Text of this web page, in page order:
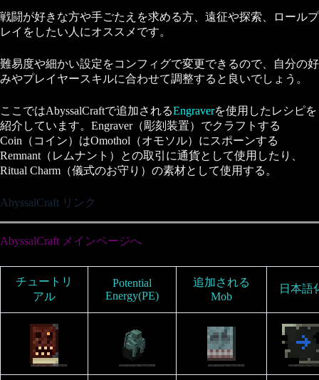
戦闘が好きな方や手ごたえを求める方、遠征や探索、ロールプ
レイをしたい人にオススメです。
難易度や細かい設定をコンフィグで変更できるので、自分の好
みやプレイヤースキルに合わせて調整すると良いでしょう。
ここではAbyssalCraftで追加されるEngraverを使用したレシピを
紹介しています。Engraver（彫刻装置）でクラフトする
Coin（コイン）はOmothol（オモソル）にスポーンする
Remnant（レムナント）との取引に通貨として使用したり、
Ritual Charm（儀式のお守り）の素材として使用する。
AbyssalCraft リンク
AbyssalCraft メインページへ
チュートリ
アル
Potential
Energy(PE)
追加される
Mob
日本語